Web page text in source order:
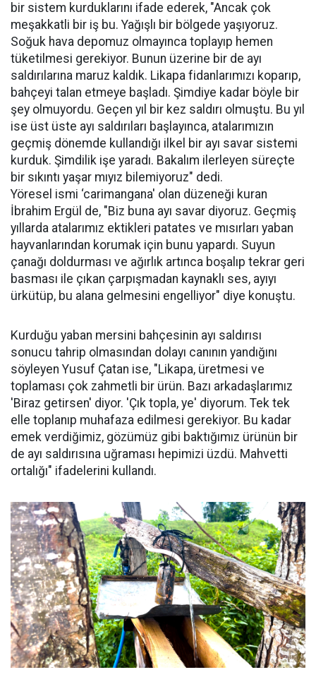
bir sistem kurduklarını ifade ederek, "Ancak çok
meşakkatli bir iş bu. Yağışlı bir bölgede yaşıyoruz.
Soğuk hava depomuz olmayınca toplayıp hemen
tüketilmesi gerekiyor. Bunun üzerine bir de ayı
saldırılarına maruz kaldık. Likapa fidanlarımızı koparıp,
bahçeyi talan etmeye başladı. Şimdiye kadar böyle bir
şey olmuyordu. Geçen yıl bir kez saldırı olmuştu. Bu yıl
ise üst üste ayı saldırıları başlayınca, atalarımızın
geçmiş dönemde kullandığı ilkel bir ayı savar sistemi
kurduk. Şimdilik işe yaradı. Bakalım ilerleyen süreçte
bir sıkıntı yaşar mıyız bilemiyoruz" dedi.
Yöresel ismi ‘carimangana' olan düzeneği kuran
İbrahim Ergül de, "Biz buna ayı savar diyoruz. Geçmiş
yıllarda atalarımız ektikleri patates ve mısırları yaban
hayvanlarından korumak için bunu yapardı. Suyun
çanağı doldurması ve ağırlık artınca boşalıp tekrar geri
basması ile çıkan çarpışmadan kaynaklı ses, ayıyı
ürkütüp, bu alana gelmesini engelliyor" diye konuştu.
Kurduğu yaban mersini bahçesinin ayı saldırısı
sonucu tahrip olmasından dolayı canının yandığını
söyleyen Yusuf Çatan ise, "Likapa, üretmesi ve
toplaması çok zahmetli bir ürün. Bazı arkadaşlarımız
'Biraz getirsen' diyor. 'Çık topla, ye' diyorum. Tek tek
elle toplanıp muhafaza edilmesi gerekiyor. Bu kadar
emek verdiğimiz, gözümüz gibi baktığımız ürünün bir
de ayı saldırısına uğraması hepimizi üzdü. Mahvetti
ortalığı" ifadelerini kullandı.